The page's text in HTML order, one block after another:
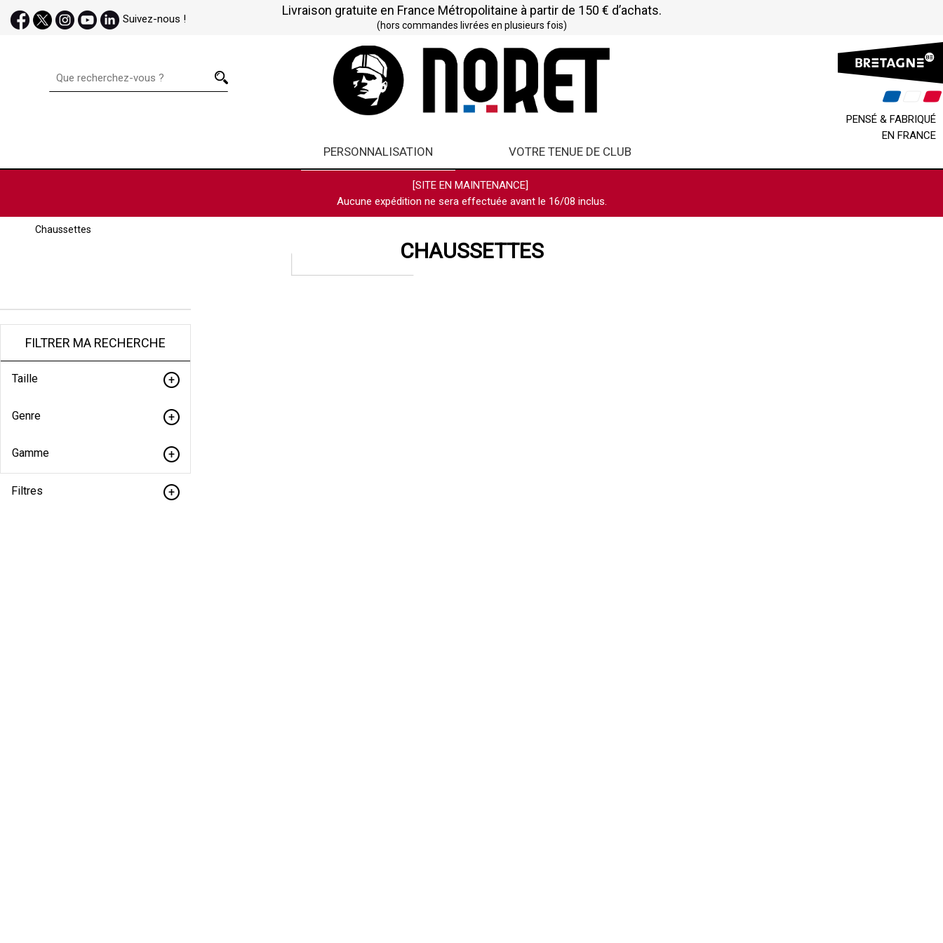
Suivez-nous !
Livraison gratuite en France Métropolitaine à partir de 150 € d’achats.
(hors commandes livrées en plusieurs fois)
PENSÉ & FABRIQUÉ
EN FRANCE
PERSONNALISATION VOTRE TENUE DE CLUB
[SITE EN MAINTENANCE]
Aucune expédition ne sera effectuée avant le 16/08 inclus.
Chaussettes
CHAUSSETTES
FILTRER MA RECHERCHE
Taille
Genre
Gamme
Filtres